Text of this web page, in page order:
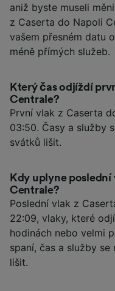
aniž byste museli
z Caserta do Napoli
vašem přesném datu
méně přímých služeb.
Který čas odjíždí
Centrale?
První vlak z Caserta
03:50. Časy a služby
svátků lišit.
Kdy uplyne poslední
Centrale?
Poslední vlak z
22:09, vlaky, které
hodinách nebo velmi
spaní, čas a služby
lišit.